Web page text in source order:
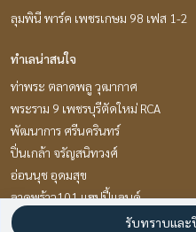
ลุมพินี พาร์ค เพชรเกษม 98 เฟส 1-2
ทำเลน่าสนใจ
ท่าพระ ตลาดพลู วุฒากาศ
พระราม 9 เพชรบุรีตัดใหม่ RCA
พัฒนาการ ศรีนครินทร์
ปิ่นเกล้า จรัญสนิทวงศ์
อ่อนนุช อุดมสุข
ลาดพร้าว101 แฮปปี้แลนด์
เกษตร นวมินทร์ ลาดปลาเค้ารับทราบและ